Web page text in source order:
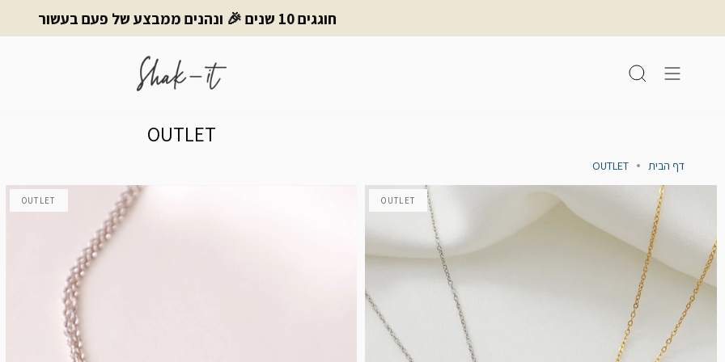
חוגגים 10 שנים 🎉 ונהנים ממבצע של פעם בעשור
חיפוש
OUTLET
דף הבית OUTLET
OUTLET
OUTLET